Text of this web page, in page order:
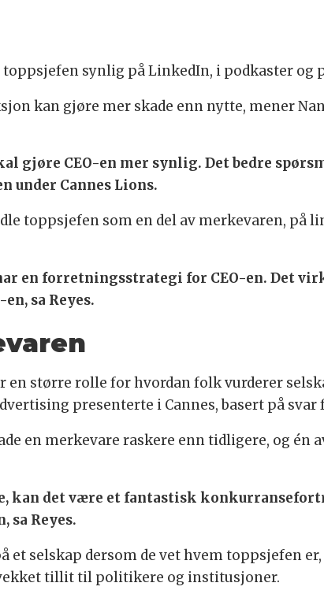
synlig på LinkedIn, i podkaster og
kan gjøre mer skade enn nytte, mener
gjøre CEO-en mer synlig. Det bedre
under Cannes Lions.
toppsjefen som en del av merkevaren, på
en forretningsstrategi for CEO-en. Det
sa Reyes.
større rolle for hvordan folk vurderer
presenterte i Cannes, basert på
en merkevare raskere enn tidligere, og én
kan det være et fantastisk
sa Reyes.
et selskap dersom de vet hvem toppsjefen
tillit til politikere og institusjoner.